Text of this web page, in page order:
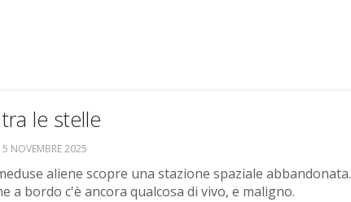
le stelle
NOVEMBRE 2025
aliene scopre una stazione spaziale abbandonata.
a bordo c'è ancora qualcosa di vivo, e maligno.